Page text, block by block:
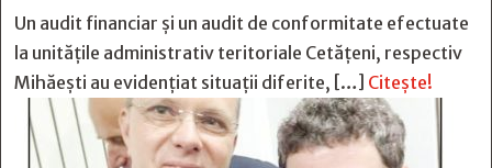
Un audit financiar și un audit de conformitate efectuate
la unitățile administrativ teritoriale Cetățeni, respectiv
Mihăești au evidențiat situații diferite, […] Citește!